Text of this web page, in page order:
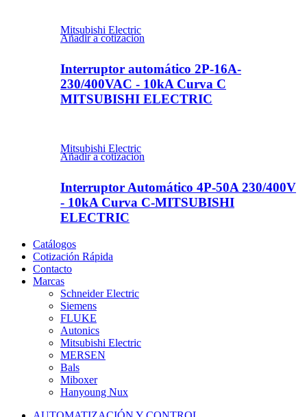
Mitsubishi Electric
Añadir a cotizacion
Interruptor automático 2P-16A-
230/400VAC - 10kA Curva C
MITSUBISHI ELECTRIC
Mitsubishi Electric
Añadir a cotizacion
Interruptor Automático 4P-50A 230/400V
- 10kA Curva C-MITSUBISHI
ELECTRIC
Catálogos
Cotización Rápida
Contacto
Marcas
Schneider Electric
Siemens
FLUKE
Autonics
Mitsubishi Electric
MERSEN
Bals
Miboxer
Hanyoung Nux